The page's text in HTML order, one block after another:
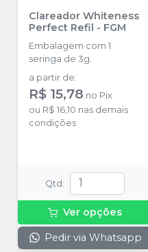
Clareador Whiteness
Perfect Refil - FGM
Embalagem com 1
seringa de 3g.
a partir de:
R$ 15,78 no Pix
ou R$ 16,10 nas demais
condições
Qtd :
Ver opções
Pedir via Whatsapp